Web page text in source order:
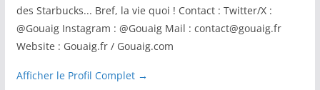
des Starbucks... Bref, la vie quoi ! Contact : Twitter/X :
@Gouaig Instagram : @Gouaig Mail : contact@gouaig.fr
Website : Gouaig.fr / Gouaig.com
Afficher le Profil Complet →